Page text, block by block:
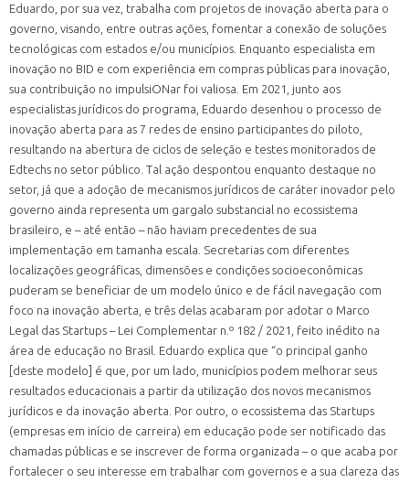
Eduardo, por sua vez, trabalha com projetos de inovação aberta para o
governo, visando, entre outras ações, fomentar a conexão de soluções
tecnológicas com estados e/ou municípios. Enquanto especialista em
inovação no BID e com experiência em compras públicas para inovação,
sua contribuição no impulsiONar foi valiosa. Em 2021, junto aos
especialistas jurídicos do programa, Eduardo desenhou o processo de
inovação aberta para as 7 redes de ensino participantes do piloto,
resultando na abertura de ciclos de seleção e testes monitorados de
Edtechs no setor público. Tal ação despontou enquanto destaque no
setor, já que a adoção de mecanismos jurídicos de caráter inovador pelo
governo ainda representa um gargalo substancial no ecossistema
brasileiro, e – até então – não haviam precedentes de sua
implementação em tamanha escala. Secretarias com diferentes
localizações geográficas, dimensões e condições socioeconômicas
puderam se beneficiar de um modelo único e de fácil navegação com
foco na inovação aberta, e três delas acabaram por adotar o Marco
Legal das Startups – Lei Complementar n.º 182 / 2021, feito inédito na
área de educação no Brasil. Eduardo explica que “o principal ganho
[deste modelo] é que, por um lado, municípios podem melhorar seus
resultados educacionais a partir da utilização dos novos mecanismos
jurídicos e da inovação aberta. Por outro, o ecossistema das Startups
(empresas em início de carreira) em educação pode ser notificado das
chamadas públicas e se inscrever de forma organizada – o que acaba por
fortalecer o seu interesse em trabalhar com governos e a sua clareza das